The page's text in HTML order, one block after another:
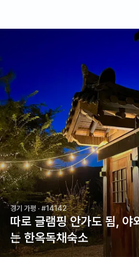
경기 가평 · #14142
따로 글램핑 안가도 됨, 야
는 한옥독채숙소